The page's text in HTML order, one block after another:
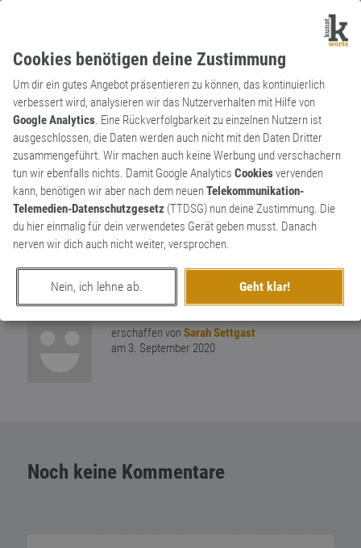
Cookies benötigen deine Zustimmung
Um dir ein gutes Angebot präsentieren zu können, das kontinuierlich
verbessert wird, analysieren wir das Nutzerverhalten mit Hilfe von
Google Analytics. Eine Rückverfolgbarkeit zu einzelnen Nutzern ist
ausgeschlossen, die Daten werden auch nicht mit den Daten Dritter
zusammengeführt. Wir machen auch keine Werbung und verschachern
tun wir ebenfalls nichts. Damit Google Analytics Cookiesvervenden
kann, benötigen wir aber nach dem neuenTelekommunikation-
Telemedien-Datenschutzgesetz (TTDSG) nun deine Zustimmung. Die
du hier einmalig für dein verwendetes Gerät geben musst. Danach
nerven wir dich auch nicht weiter, versprochen.
Nein, ich lehne ab. Geht klar!
Archaismus
Substantiv
Orangeade
In den 20er Jahre das Wort für
Orangenlimonade = mit Kohlensäure
versetztes] Erfrischungsgetränk aus
Zucker
erschaffen von Sarah Settgast
am 3. September 2020
Noch keine Kommentare